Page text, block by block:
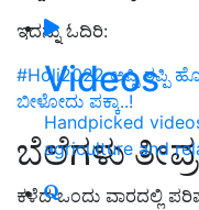
Videos
Handpicked
agriculture and
ಇದನ್ನು ಓದಿರಿ:
#Holi2022 ಅಪ್ಪಿ ತಪ್ಪಿ
ಬೀಳೋದು ಪಕ್ಕಾ..!
ಬೆಲೆಗಳು
ಕಳೆದ ಒಂದು ವಾರದಲ್ಲಿ